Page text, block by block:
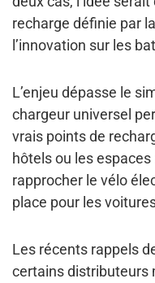
recharge définie par
l’innovation sur les
L’enjeu dépasse le
chargeur universel
vrais points de
hôtels ou les
rapprocher le vélo
place pour les
Les récents rappels
certains distributeurs